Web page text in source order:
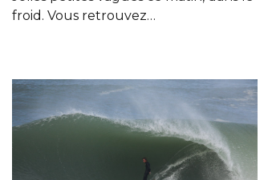
froid. Vous retrouvez…